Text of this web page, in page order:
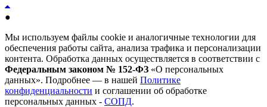
●
Мы используем файлы cookie и аналогичные технологии для
обеспечения работы сайта, анализа трафика и персонализации
контента. Обработка данных осуществляется в соответствии с
Федеральным законом № 152-ФЗ «О персональных
данных». Подробнее — в нашей Политике
конфиденциальности и соглашении об обработке
персональных данных - СОПД.